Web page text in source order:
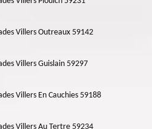
Villers Outreaux 59142
Villers Guislain 59297
Villers En Cauchies 59188
Villers Au Tertre 59234